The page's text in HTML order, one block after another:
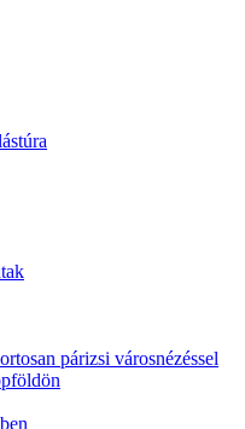
párizsi városnézéssel